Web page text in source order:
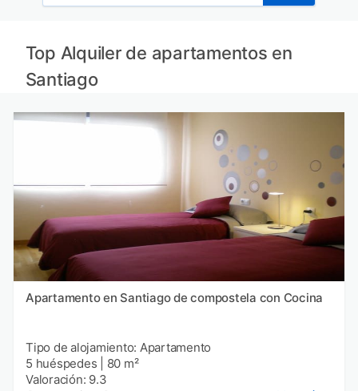
Top Alquiler de apartamentos en
Santiago
Apartamento en Santiago de compostela con Cocina
Tipo de alojamiento: Apartamento
5 huéspedes
80 m²
Valoración: 9.3